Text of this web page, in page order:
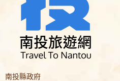
南投縣政府